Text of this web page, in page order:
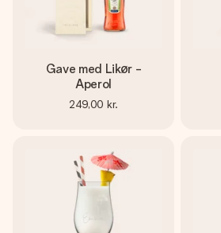
Gave med Likør -
Aperol
249,00 kr.